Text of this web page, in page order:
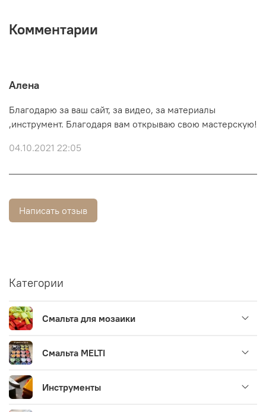
Комментарии
Алена
Благодарю за ваш сайт, за видео, за материалы
,инструмент. Благодаря вам открываю свою мастерскую!
04.10.2021 22:05
Написать отзыв
Категории
Смальта для мозаики
Смальта MELTI
Инструменты